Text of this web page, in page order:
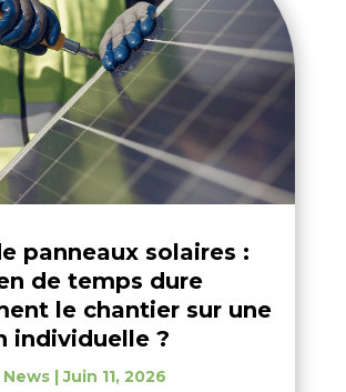
panneaux solaires :
de temps dure
le chantier sur une
individuelle ?
|Juin 11, 2026